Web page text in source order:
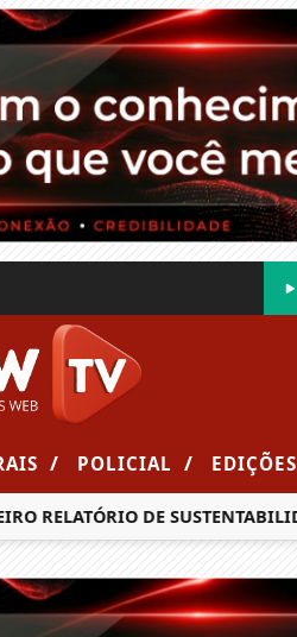
/ POLICIAL / EDIÇÕES
DE